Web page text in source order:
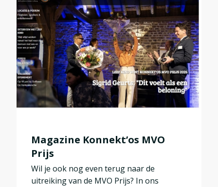
Magazine Konnekt’os MVO
Prijs
Wil je ook nog even terug naar de
uitreiking van de MVO Prijs? In ons